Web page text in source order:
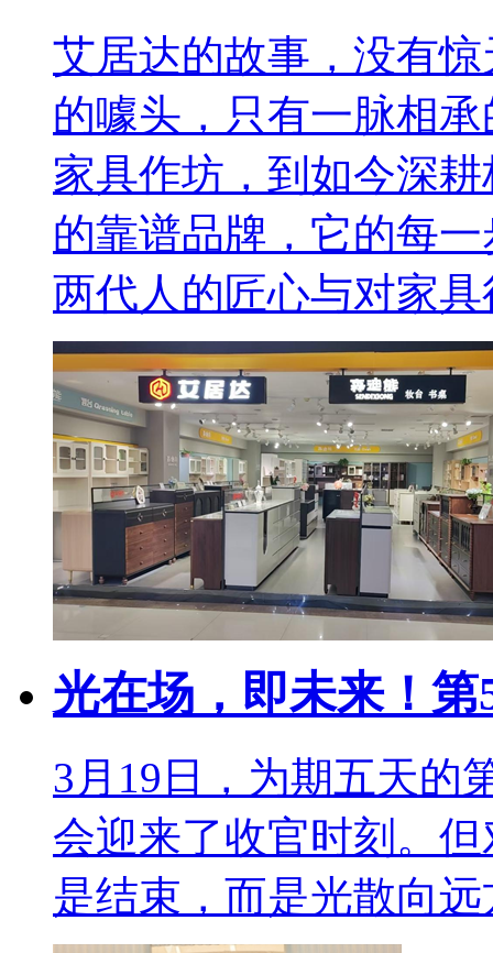
艾居达的故事，没有
的噱头，只有一脉相
家具作坊，到如今深
的靠谱品牌，它的每
两代人的匠心与对家
光在场，即未来！
3月19日，为期五天的
会迎来了收官时刻。
是结束，而是光散向